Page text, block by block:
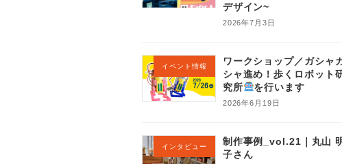
デザイン~
2026年7月3日
イベント情報
ワークショップ／ガシャ
シャ進め！歩くロボット
究所
を行います
2026年6月19日
インタビュー
制作事例_vol.21｜丸山
子さん